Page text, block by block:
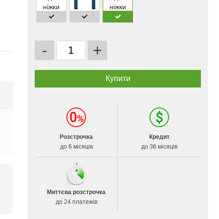
- +
Розстрочка
до 6 місяців
Кредит
до 36 місяців
Миттєва розстрочка
до 24 платежів